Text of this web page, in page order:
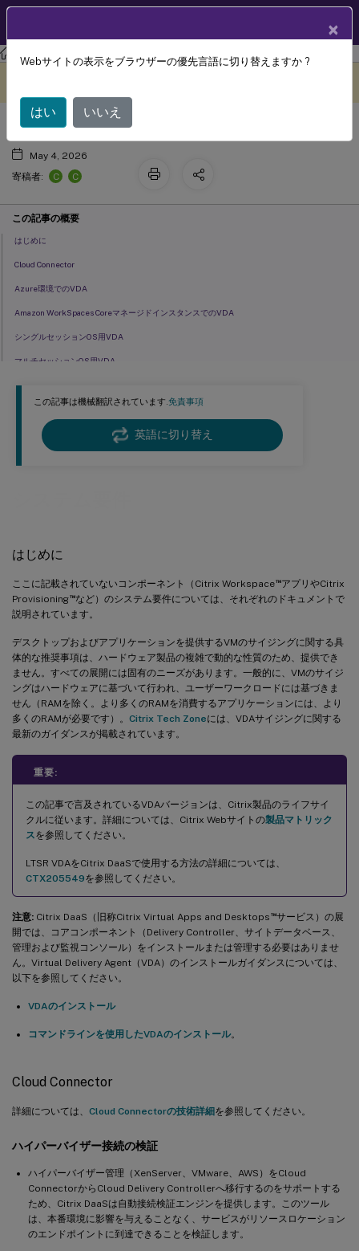
Citrix DaaS
この記事は機械翻訳されています.免責事項
英語に切り替え
はじめに
ここに記載されていないコンポーネント（Citrix Workspace™アプリやCitrix
Provisioning™など）のシステム要件については、それぞれのドキュメントで
説明されています。
デスクトップおよびアプリケーションを提供するVMのサイジングに関する具
体的な推奨事項は、ハードウェア製品の複雑で動的な性質のため、提供でき
ません。すべての展開には固有のニーズがあります。一般的に、VMのサイジ
ングはハードウェアに基づいて行われ、ユーザーワークロードには基づきま
せん（RAMを除く。より多くのRAMを消費するアプリケーションには、より
多くのRAMが必要です）。 Citrix Tech Zoneには、VDAサイジングに関する
最新のガイダンスが掲載されています。
重要:
この記事で言及されているVDAバージョンは、Citrix製品のライフサイ
クルに従います。詳細については、Citrix Webサイトの製品マトリック
スを参照してください。
LTSR VDAをCitrix DaaSで使用する方法の詳細については、
CTX205549を参照してください。
注意: Citrix DaaS（旧称Citrix Virtual Apps and Desktops ™サービス）の展
開では、コアコンポーネント（Delivery Controller、サイトデータベース、
管理および監視コンソール）をインストールまたは管理する必要はありませ
ん。Virtual Delivery Agent（VDA）のインストールガイダンスについては、
以下を参照してください。
VDAのインストール
コマンドラインを使用したVDAのインストール。
Cloud Connector
詳細については、 Cloud Connectorの技術詳細を参照してください。
ハイパーバイザー接続の検証
ハイパーバイザー管理（XenServer、VMware、AWS）をCloud
ConnectorからCloud Delivery Controllerへ移行するのをサポートする
ため、Citrix DaaSは自動接続検証エンジンを提供します。このツール
は、本番環境に影響を与えることなく、サービスがリソースロケーション
のエンドポイントに到達できることを検証します。
システム要件
May 4, 2026
寄稿者:
C C
この記事の概要
はじめに
Cloud Connector
Azure環境でのVDA
Amazon WorkSpaces CoreマネージドインスタンスでのVDA
シングルセッションOS用VDA
マルチセッションOS用VDA
ホスト/仮想化リソース
Active Directory の機能レベル
HDX テクノロジー
×
Webサイトの表示をブラウザーの優先言語に切り替えますか ?
はい いいえ